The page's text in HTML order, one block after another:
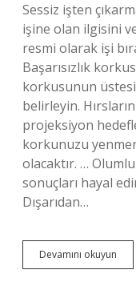
Sessiz işten
işine olan ilgisini
resmi olarak işi
Başarısızlık
korkusunun
belirleyin.
projeksiyon
korkunuzu
olacaktır. …
sonuçları hayal
Dışarıdan…
Devamını okuyun